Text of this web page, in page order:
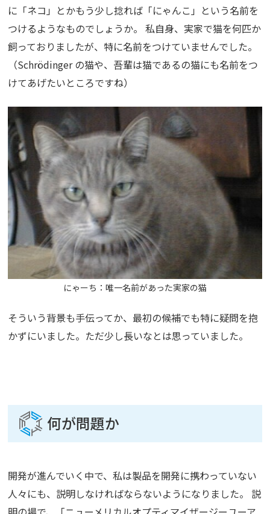
に「ネコ」とかもう少し捻れば「にゃんこ」という名前を
つけるようなものでしょうか。 私自身、実家で猫を何匹か
飼っておりましたが、特に名前をつけていませんでした。
（Schrödinger の猫や、吾輩は猫であるの猫にも名前をつ
けてあげたいところですね）
にゃーち：唯一名前があった実家の猫
そういう背景も手伝ってか、最初の候補でも特に疑問を抱
かずにいました。ただ少し長いなとは思っていました。
何が問題か
開発が進んでいく中で、私は製品を開発に携わっていない
人々にも、説明しなければならないようになりました。 説